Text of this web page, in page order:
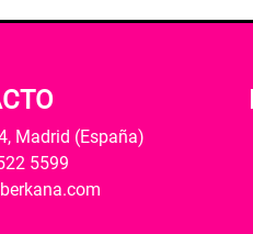
Madrid (España)
5599